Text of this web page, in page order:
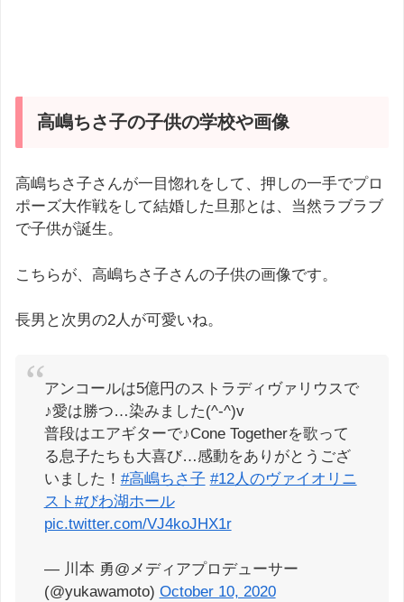
高嶋ちさ子の子供の学校や画像
高嶋ちさ子さんが一目惚れをして、押しの一手でプロ
ポーズ大作戦をして結婚した旦那とは、当然ラブラブ
で子供が誕生。
こちらが、高嶋ちさ子さんの子供の画像です。
長男と次男の2人が可愛いね。
アンコールは5億円のストラディヴァリウスで
♪愛は勝つ…染みました(^-^)v
普段はエアギターで♪Cone Togetherを歌って
る息子たちも大喜び…感動をありがとうござ
いました！ #高嶋ちさ子 #12人のヴァイオリニ
スト #びわ湖ホール
pic.twitter.com/VJ4koJHX1r
— 川本 勇@メディアプロデューサー
(@yukawamoto) October 10, 2020